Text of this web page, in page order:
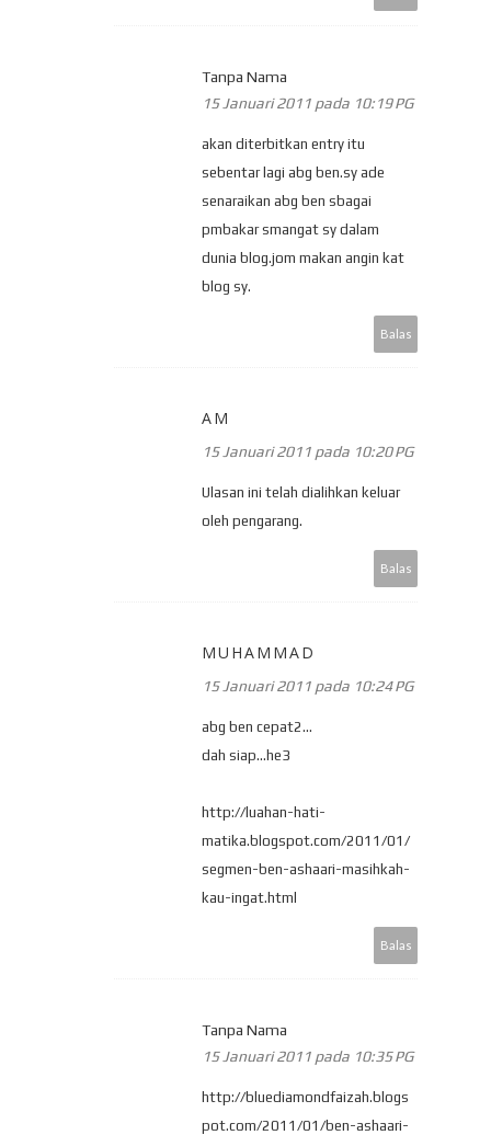
Tanpa Nama
15 Januari 2011 pada 10:19 PG
akan diterbitkan entry itu
sebentar lagi abg ben.sy ade
senaraikan abg ben sbagai
pmbakar smangat sy dalam
dunia blog.jom makan angin kat
blog sy.
Balas
AM
15 Januari 2011 pada 10:20 PG
Ulasan ini telah dialihkan keluar
oleh pengarang.
Balas
MUHAMMAD
15 Januari 2011 pada 10:24 PG
abg ben cepat2...
dah siap...he3
http://luahan-hati-
matika.blogspot.com/2011/01/
segmen-ben-ashaari-masihkah-
kau-ingat.html
Balas
Tanpa Nama
15 Januari 2011 pada 10:35 PG
http://bluediamondfaizah.blogs
pot.com/2011/01/ben-ashaari-